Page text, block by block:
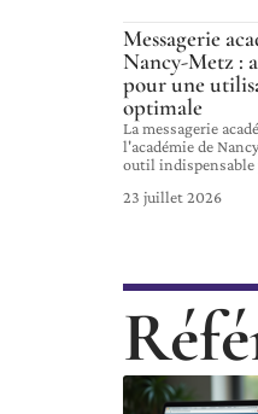
Messagerie
Nancy-Metz :
pour une
optimale
La messagerie
l'académie de
outil indispensable
23 juillet 2026